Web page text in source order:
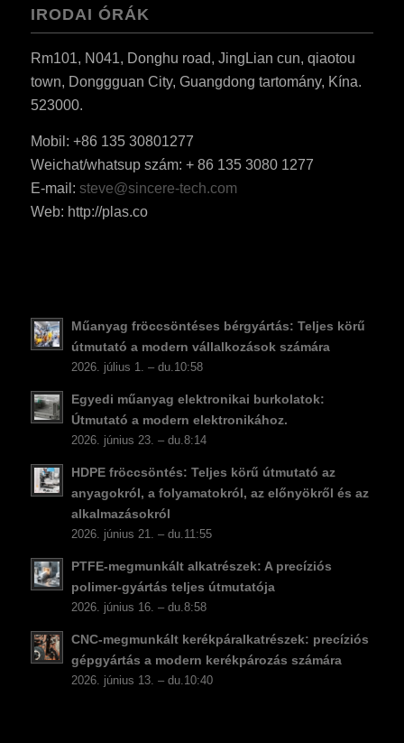
IRODAI ÓRÁK
Rm101, N041, Donghu road, JingLian cun, qiaotou
town, Donggguan City, Guangdong tartomány, Kína.
523000.
Mobil: +86 135 30801277
Weichat/whatsup szám: + 86 135 3080 1277
E-mail: steve@sincere-tech.com
Web: http://plas.co
Műanyag fröccsöntéses bérgyártás: Teljes körű
útmutató a modern vállalkozások számára
2026. július 1. – du.10:58
Egyedi műanyag elektronikai burkolatok:
Útmutató a modern elektronikához.
2026. június 23. – du.8:14
HDPE fröccsöntés: Teljes körű útmutató az
anyagokról, a folyamatokról, az előnyökről és az
alkalmazásokról
2026. június 21. – du.11:55
PTFE-megmunkált alkatrészek: A precíziós
polimer-gyártás teljes útmutatója
2026. június 16. – du.8:58
CNC-megmunkált kerékpáralkatrészek: precíziós
gépgyártás a modern kerékpározás számára
2026. június 13. – du.10:40
DE
RU
NL
PL
ES
JA
KO
PT
CS
DA
RO
ES_MX